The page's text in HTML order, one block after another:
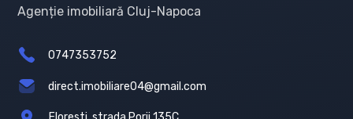
Agenție imobiliară Cluj-Napoca
0747353752
direct.imobiliare04@gmail.com